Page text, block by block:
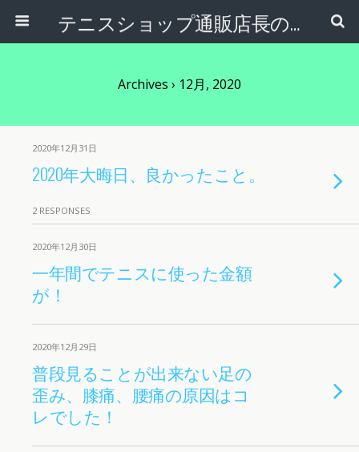
テニスショップ通販店長のブログ＠テニスショップLAFINO 西山克久
Archives › 12月, 2020
2020年12月31日
2020年大晦日、良かったこと。
2 RESPONSES
2020年12月30日
一年間でテニスに使った金額
が！
2020年12月29日
普段見ることが出来ない足の
歪み、膝痛、腰痛の原因はコ
レでした！